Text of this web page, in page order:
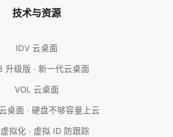
技术与资源
IDV 云桌面
升级版 · 新一代云桌面
VOL 云桌面
桌面 · 硬盘不够容量上云
拟化 · 虚拟 ID 防跟踪